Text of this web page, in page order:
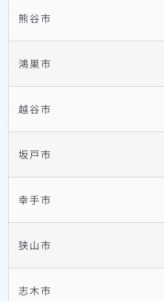
熊谷市
鴻巣市
越谷市
坂戸市
幸手市
狭山市
志木市